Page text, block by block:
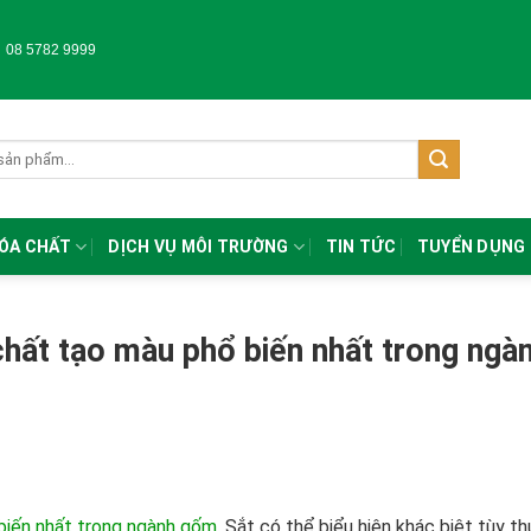
08 5782 9999
CHẤT DỊCH VỤ MÔI TRƯỜNG TIN TỨC TUYỂN DỤNG
tạo màu phổ biến nhất trong